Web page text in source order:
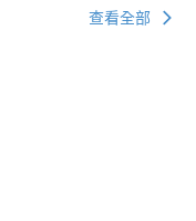
查看全部